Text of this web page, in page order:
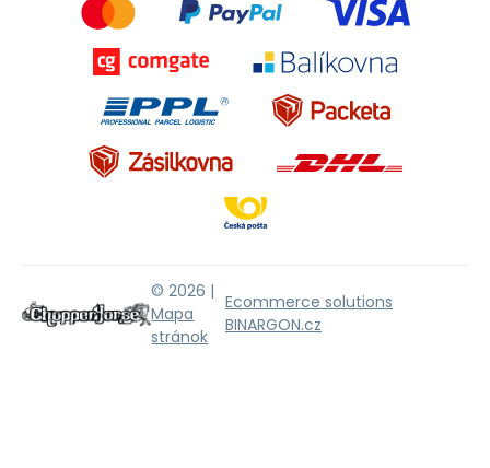
© 2026 |
Mapa
stránok
Ecommerce solutions
BINARGON.cz